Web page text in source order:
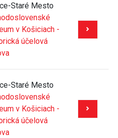
Staré Mesto
v Košiciach -
účelová
Staré Mesto
v Košiciach -
účelová